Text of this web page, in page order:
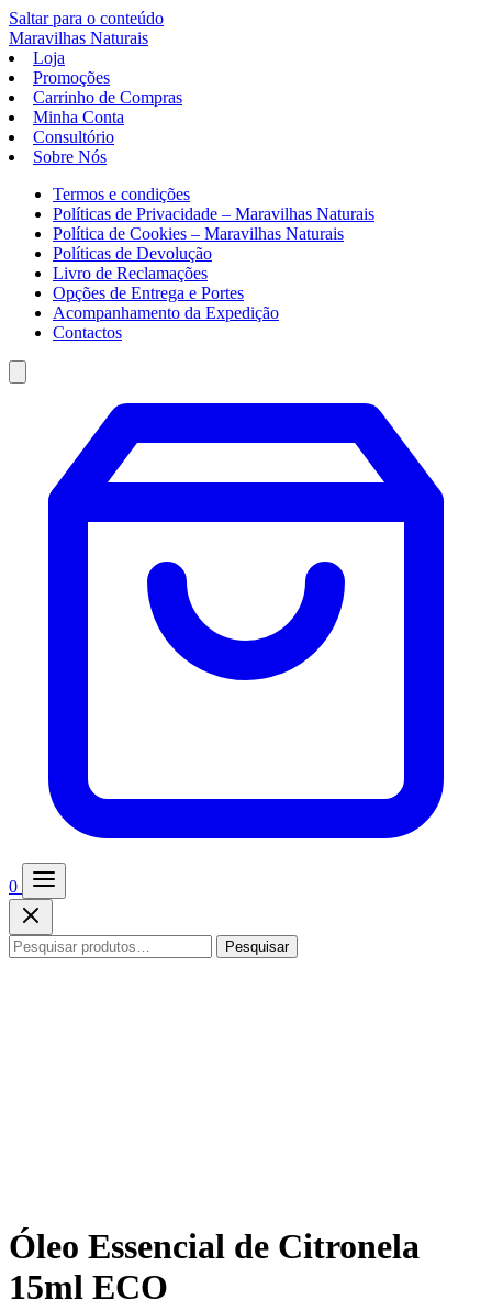
Saltar para o conteúdo
Maravilhas Naturais
Loja
Promoções
Carrinho de Compras
Minha Conta
Consultório
Sobre Nós
Termos e condições
Políticas de Privacidade – Maravilhas Naturais
Política de Cookies – Maravilhas Naturais
Políticas de Devolução
Livro de Reclamações
Opções de Entrega e Portes
Acompanhamento da Expedição
Contactos
0
Pesquisar
Óleo Essencial de Citronela
15ml ECO